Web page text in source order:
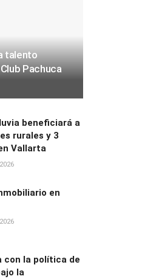
talento
Pachuca
beneficiará a
rurales y 3
Vallarta
en
con la política de
la